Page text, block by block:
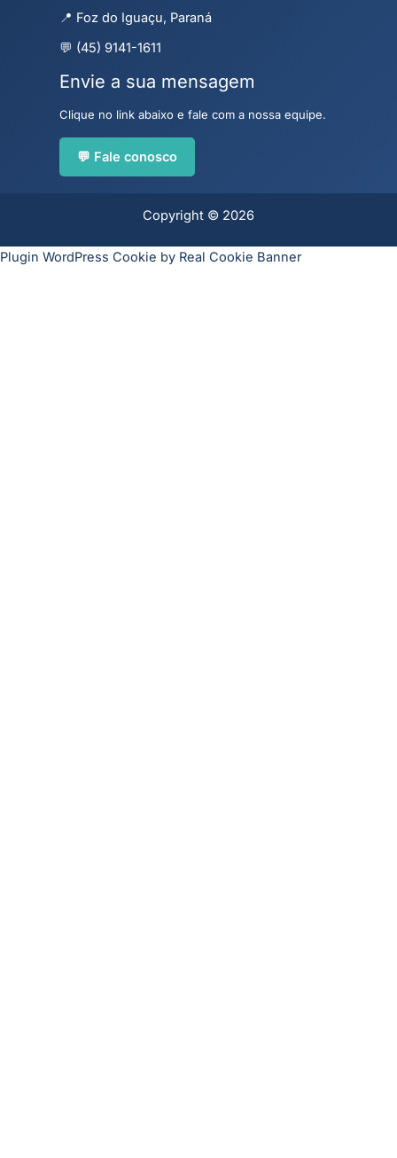
📍 Foz do Iguaçu, Paraná
💬 (45) 9141-1611
Envie a sua mensagem
Clique no link abaixo e fale com a nossa equipe.
💬 Fale conosco
Copyright © 2026
Plugin WordPress Cookie by Real Cookie Banner